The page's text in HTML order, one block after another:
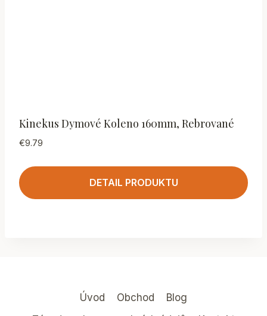
Kinekus Dymové Koleno 160mm, Rebrované
€9.79
DETAIL PRODUKTU
Úvod Obchod
Blog